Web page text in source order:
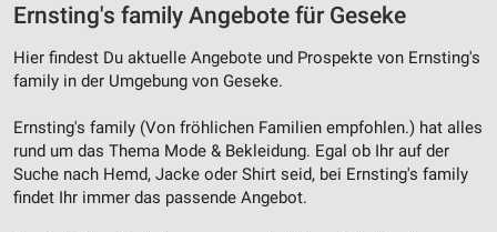
Ernsting's family Angebote für Geseke
Hier findest Du aktuelle Angebote und Prospekte von Ernsting's
family in der Umgebung von Geseke.
Ernsting's family (Von fröhlichen Familien empfohlen.) hat alles
rund um das Thema Mode & Bekleidung. Egal ob Ihr auf der
Suche nach Hemd, Jacke oder Shirt seid, bei Ernsting's family
findet Ihr immer das passende Angebot.